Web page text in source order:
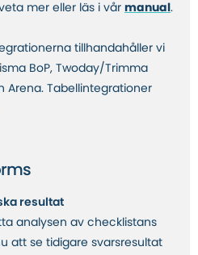
mer eller läs i vår manual .
tillhandahåller vi
BoP, Twoday/Trimma
Arena. Tabellintegrationer
resultat
analysen av checklistans
att se tidigare svarsresultat